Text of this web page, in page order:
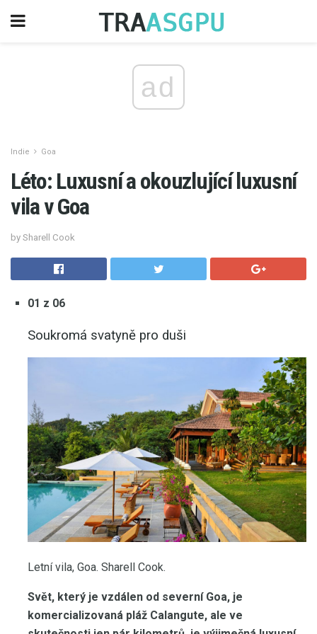
ad
Indie Goa
Léto: Luxusní a okouzlující luxusní
vila v Goa
by Sharell Cook
01 z 06
Soukromá svatyně pro duši
Letní vila, Goa. Sharell Cook.
Svět, který je vzdálen od severní Goa, je
komercializovaná pláž Calangute, ale ve